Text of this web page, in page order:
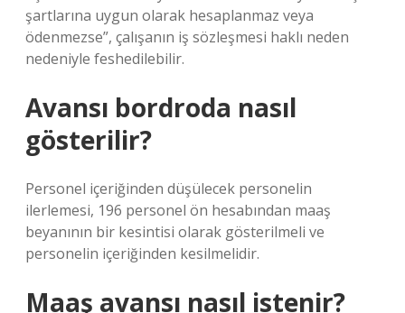
şartlarına uygun olarak hesaplanmaz veya
ödenmezse”, çalışanın iş sözleşmesi haklı neden
nedeniyle feshedilebilir.
Avansı bordroda nasıl
gösterilir?
Personel içeriğinden düşülecek personelin
ilerlemesi, 196 personel ön hesabından maaş
beyanının bir kesintisi olarak gösterilmeli ve
personelin içeriğinden kesilmelidir.
Maaş avansı nasıl istenir?